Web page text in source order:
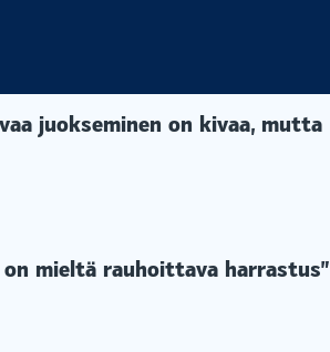
juokseminen on kivaa, mutta
on mieltä rauhoittava harrastus”